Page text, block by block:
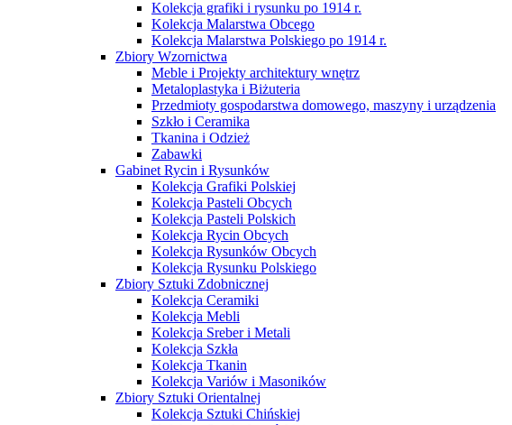
Kolekcja grafiki i rysunku po 1914 r.
Kolekcja Malarstwa Obcego
Kolekcja Malarstwa Polskiego po 1914 r.
Zbiory Wzornictwa
Meble i Projekty architektury wnętrz
Metaloplastyka i Biżuteria
Przedmioty gospodarstwa domowego, maszyny i urządzenia
Szkło i Ceramika
Tkanina i Odzież
Zabawki
Gabinet Rycin i Rysunków
Kolekcja Grafiki Polskiej
Kolekcja Pasteli Obcych
Kolekcja Pasteli Polskich
Kolekcja Rycin Obcych
Kolekcja Rysunków Obcych
Kolekcja Rysunku Polskiego
Zbiory Sztuki Zdobnicznej
Kolekcja Ceramiki
Kolekcja Mebli
Kolekcja Sreber i Metali
Kolekcja Szkła
Kolekcja Tkanin
Kolekcja Variów i Masoników
Zbiory Sztuki Orientalnej
Kolekcja Sztuki Chińskiej